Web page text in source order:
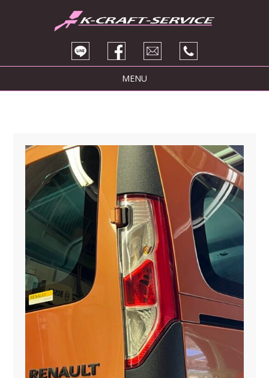
MENU
ブログ
会社紹介
お問い合わせ